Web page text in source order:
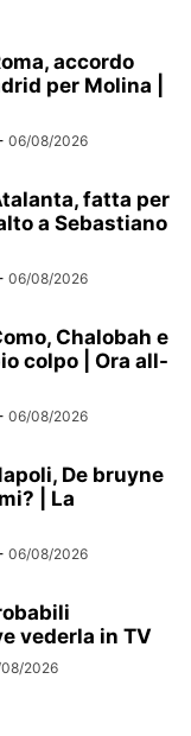
accordo
per Molina |
06/08/2026
fatta per
a Sebastiano
06/08/2026
Chalobah e
colpo | Ora all-
06/08/2026
De bruyne
| La
06/08/2026
vederla in TV
2026